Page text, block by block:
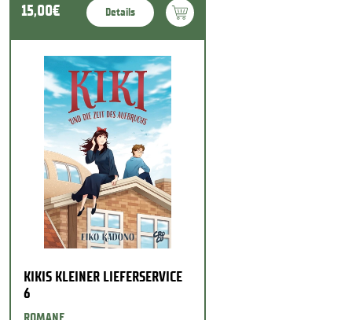
15,00€ Details
KIKIS KLEINER LIEFERSERVICE
6